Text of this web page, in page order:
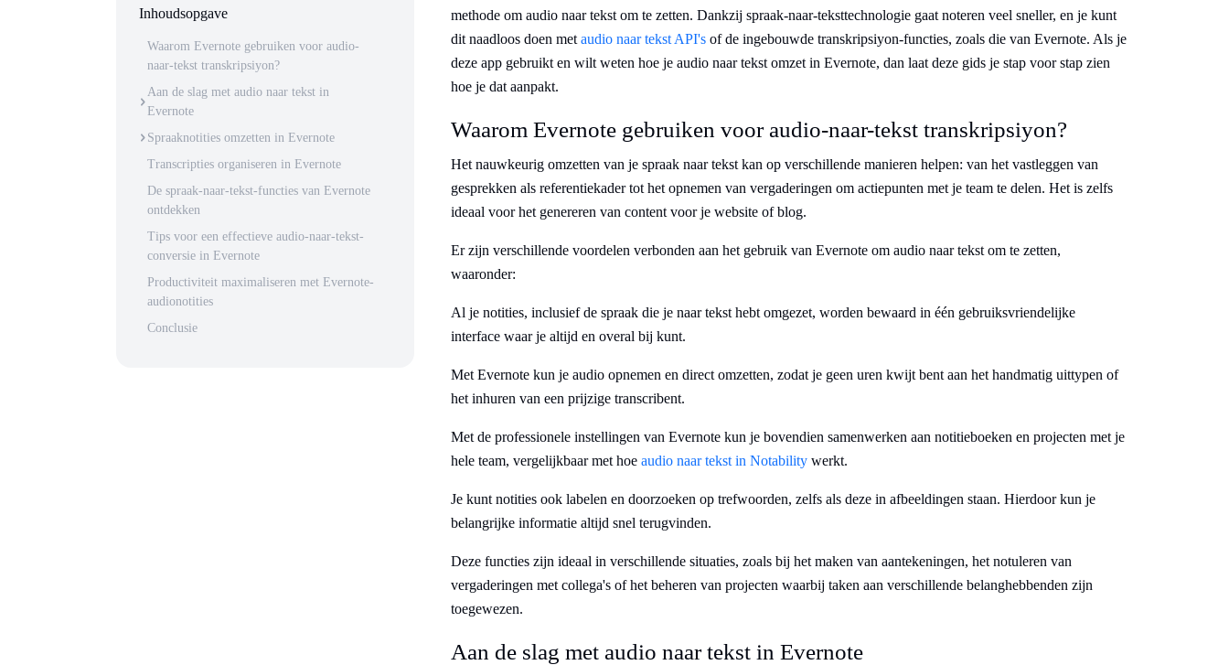
Inhoudsopgave
Waarom Evernote gebruiken voor audio-
naar-tekst transkripsiyon?
Aan de slag met audio naar tekst in
Evernote
Spraaknotities omzetten in Evernote
Transcripties organiseren in Evernote
De spraak-naar-tekst-functies van Evernote
ontdekken
Tips voor een effectieve audio-naar-tekst-
conversie in Evernote
Productiviteit maximaliseren met Evernote-
audionotities
Conclusie
methode om audio naar tekst om te zetten. Dankzij spraak-naar-teksttechnologie gaat noteren veel sneller, en je kunt
dit naadloos doen met audio naar tekst API's of de ingebouwde transkripsiyon-functies, zoals die van Evernote. Als je
deze app gebruikt en wilt weten hoe je audio naar tekst omzet in Evernote, dan laat deze gids je stap voor stap zien
hoe je dat aanpakt.
Waarom Evernote gebruiken voor audio-naar-tekst transkripsiyon?
Het nauwkeurig omzetten van je spraak naar tekst kan op verschillende manieren helpen: van het vastleggen van
gesprekken als referentiekader tot het opnemen van vergaderingen om actiepunten met je team te delen. Het is zelfs
ideaal voor het genereren van content voor je website of blog.
Er zijn verschillende voordelen verbonden aan het gebruik van Evernote om audio naar tekst om te zetten,
waaronder:
Al je notities, inclusief de spraak die je naar tekst hebt omgezet, worden bewaard in één gebruiksvriendelijke
interface waar je altijd en overal bij kunt.
Met Evernote kun je audio opnemen en direct omzetten, zodat je geen uren kwijt bent aan het handmatig uittypen of
het inhuren van een prijzige transcribent.
Met de professionele instellingen van Evernote kun je bovendien samenwerken aan notitieboeken en projecten met je
hele team, vergelijkbaar met hoe audio naar tekst in Notability werkt.
Je kunt notities ook labelen en doorzoeken op trefwoorden, zelfs als deze in afbeeldingen staan. Hierdoor kun je
belangrijke informatie altijd snel terugvinden.
Deze functies zijn ideaal in verschillende situaties, zoals bij het maken van aantekeningen, het notuleren van
vergaderingen met collega's of het beheren van projecten waarbij taken aan verschillende belanghebbenden zijn
toegewezen.
Aan de slag met audio naar tekst in Evernote